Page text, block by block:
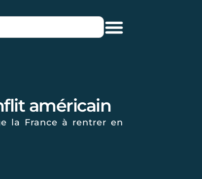
américain
la France à rentrer en